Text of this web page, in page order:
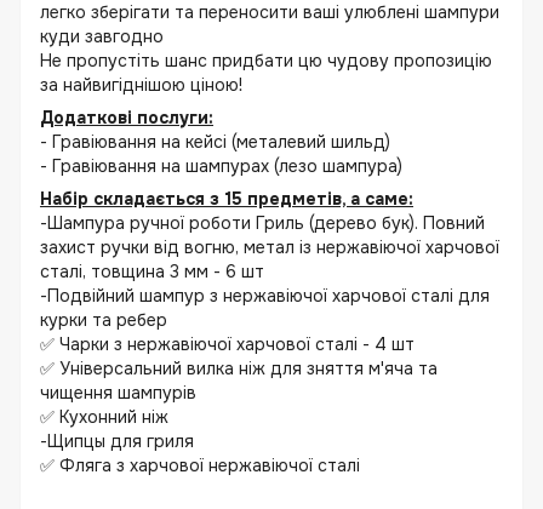
легко зберігати та переносити ваші улюблені шампури
куди завгодно
Не пропустіть шанс придбати цю чудову пропозицію
за найвигіднішою ціною!
Додаткові послуги:
- Гравіювання на кейсі (металевий шильд)
- Гравіювання на шампурах (лезо шампура)
Набір складається з 15 предметів, а саме:
-Шампура ручної роботи Гриль (дерево бук). Повний
захист ручки від вогню, метал із нержавіючої харчової
сталі, товщина 3 мм - 6 шт
-Подвійний шампур з нержавіючої харчової сталі для
курки та ребер
✅ Чарки з нержавіючої харчової сталі - 4 шт
✅ Універсальний вилка ніж для зняття м'яча та
чищення шампурів
✅ Кухонний ніж
-Щипцы для гриля
✅ Фляга з харчової нержавіючої сталі